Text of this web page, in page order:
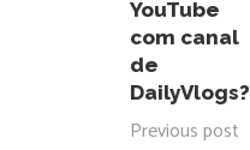
YouTube
com canal
de
DailyVlogs?
Previous post